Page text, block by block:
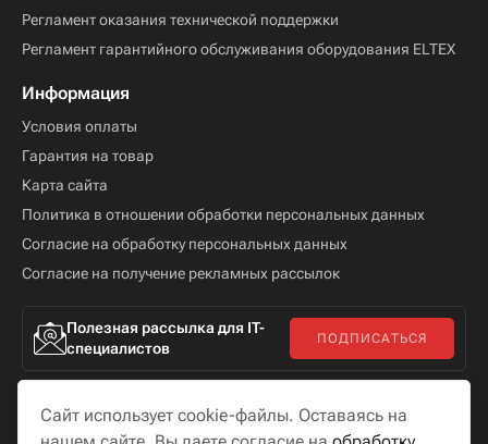
Регламент оказания технической поддержки
Регламент гарантийного обслуживания оборудования ELTEX
Информация
Условия оплаты
Гарантия на товар
Карта сайта
Политика в отношении обработки персональных данных
Согласие на обработку персональных данных
Согласие на получение рекламных рассылок
Полезная рассылка для IT-
специалистов
ПОДПИСАТЬСЯ
Сайт использует cookie-файлы. Оставаясь на